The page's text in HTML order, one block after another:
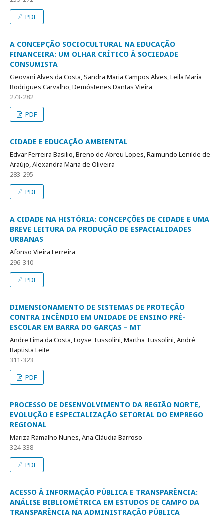
PDF
A CONCEPÇÃO SOCIOCULTURAL NA EDUCAÇÃO
FINANCEIRA: UM OLHAR CRÍTICO À SOCIEDADE
CONSUMISTA
Geovani Alves da Costa, Sandra Maria Campos Alves, Leila Maria
Rodrigues Carvalho, Demóstenes Dantas Vieira
273-282
PDF
CIDADE E EDUCAÇÃO AMBIENTAL
Edvar Ferreira Basilio, Breno de Abreu Lopes, Raimundo Lenilde de
Araújo, Alexandra Maria de Oliveira
283-295
PDF
A CIDADE NA HISTÓRIA: CONCEPÇÕES DE CIDADE E UMA
BREVE LEITURA DA PRODUÇÃO DE ESPACIALIDADES
URBANAS
Afonso Vieira Ferreira
296-310
PDF
DIMENSIONAMENTO DE SISTEMAS DE PROTEÇÃO
CONTRA INCÊNDIO EM UNIDADE DE ENSINO PRÉ-
ESCOLAR EM BARRA DO GARÇAS – MT
Andre Lima da Costa, Loyse Tussolini, Martha Tussolini, André
Baptista Leite
311-323
PDF
PROCESSO DE DESENVOLVIMENTO DA REGIÃO NORTE,
EVOLUÇÃO E ESPECIALIZAÇÃO SETORIAL DO EMPREGO
REGIONAL
Mariza Ramalho Nunes, Ana Cláudia Barroso
324-338
PDF
ACESSO À INFORMAÇÃO PÚBLICA E TRANSPARÊNCIA:
ANÁLISE BIBLIOMÉTRICA EM ESTUDOS DE CAMPO DA
TRANSPARÊNCIA NA ADMINISTRAÇÃO PÚBLICA